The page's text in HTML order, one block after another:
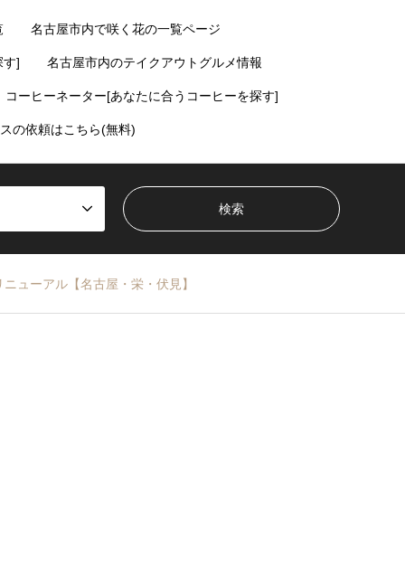
名古屋市内で咲く花の一覧ページ
す] 名古屋市内のテイクアウトグルメ情報
コーヒーネーター[あなたに合うコーヒーを探す]
の依頼はこちら(無料)
ューアル【名古屋・栄・伏見】